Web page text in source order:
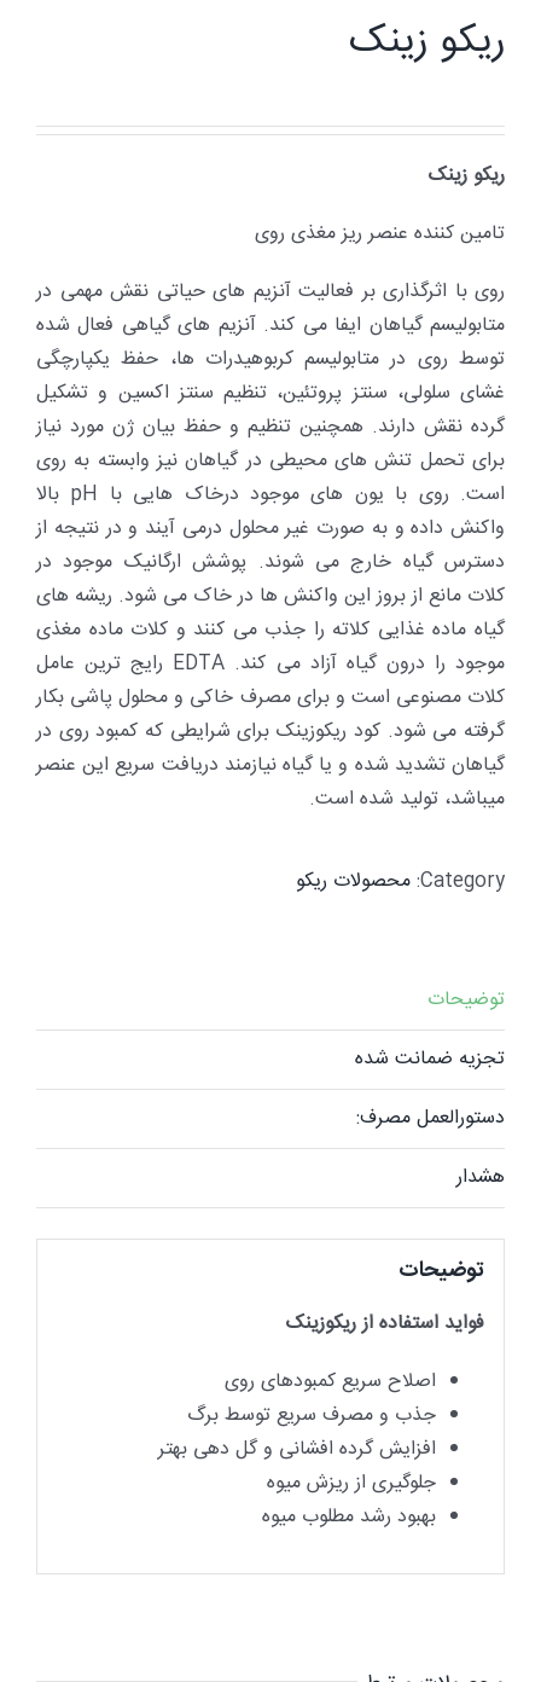
ریکو زینک
ریکو زینک
تامین کننده عنصر ریز مغذی روی
روی با اثرگذاری بر فعالیت آنزیم ­های حیاتی نقش مهمی در
متابولیسم گیاهان ایفا می ­کند. آنزیم­ های گیاهی فعال شده
توسط روی در متابولیسم کربوهیدرات­ ها، حفظ یکپارچگی
غشای سلولی، سنتز پروتئین، تنظیم سنتز اکسین و تشکیل
گرده نقش دارند. همچنین تنظیم و حفظ بیان ژن مورد نیاز
برای تحمل تنش های محیطی در گیاهان نیز وابسته به روی
است. روی با یون­ های موجود درخاک ­هایی با pH بالا
واکنش داده و به صورت غیر محلول درمی­ آیند و در نتیجه از
دسترس گیاه خارج می­ شوند. پوشش ارگانیک موجود در
کلات مانع از بروز این واکنش­ ها در خاک می­ شود. ریشه ­های
گیاه ماده غذایی کلاته را جذب می­ کنند و کلات ماده مغذی
موجود را درون گیاه آزاد می ­کند. EDTA رایج ترین عامل
کلات مصنوعی است و برای مصرف خاکی و محلول پاشی بکار
گرفته می ­شود. کود ریکوزینک برای شرایطی که کمبود روی در
گیاهان تشدید شده و یا گیاه نیازمند دریافت سریع این عنصر
می­باشد، تولید شده ­است.
Category: محصولات ریکو
توضیحات
تجزیه ضمانت شده
دستورالعمل مصرف:
هشدار
توضیحات
فواید استفاده از ریکوزینک
اصلاح سریع کمبودهای روی
جذب و مصرف سریع توسط برگ
افزایش گرده افشانی و گل دهی بهتر
جلوگیری از ریزش میوه
بهبود رشد مطلوب میوه